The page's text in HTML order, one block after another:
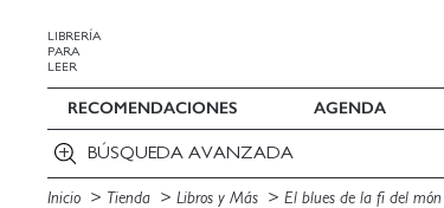
LIBRERÍA
PARA
LEER
RECOMENDACIONES AGENDA
BÚSQUEDA AVANZADA
Inicio Tienda Libros y Más El blues de la fi del món